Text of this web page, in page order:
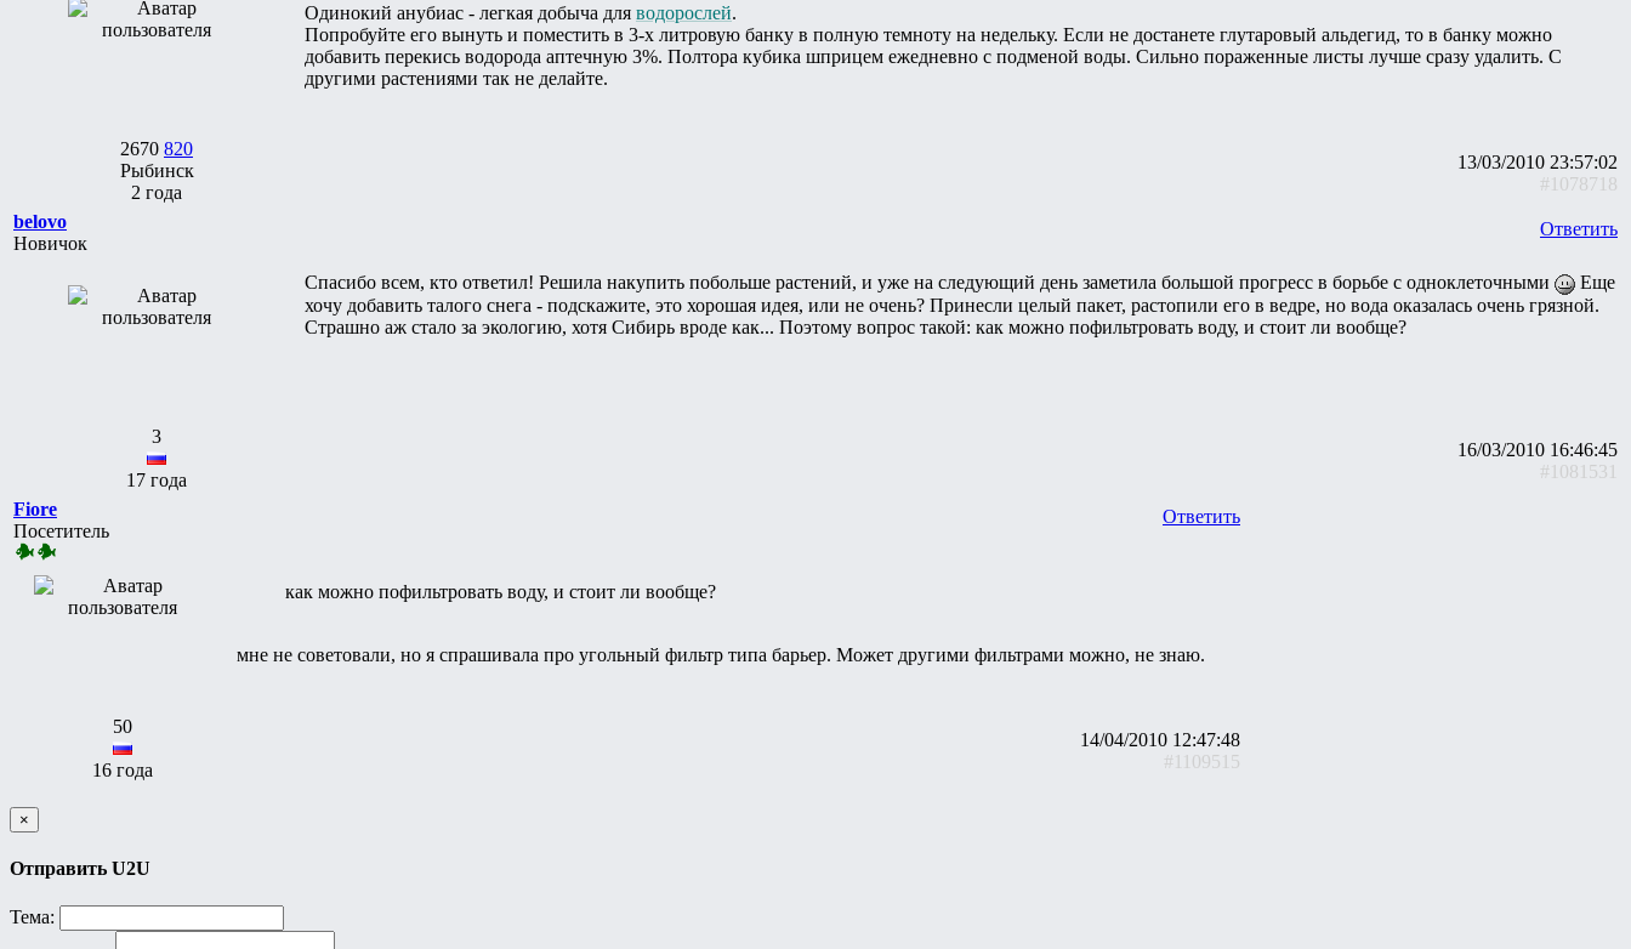
2670 820
Рыбинск
2 года
Одинокий анубиас - легкая добыча для водорослей.
Попробуйте его вынуть и поместить в 3-х литровую банку в полную темноту на недельку. Если не достанете глутаровый альдегид, то в банку можно
добавить перекись водорода аптечную 3%. Полтора кубика шприцем ежедневно с подменой воды. Сильно пораженные листы лучше сразу удалить. С
другими растениями так не делайте.
13/03/2010 23:57:02
#1078718
belovo
Новичок
3
17 года
Ответить
Спасибо всем, кто ответил! Решила накупить побольше растений, и уже на следующий день заметила большой прогресс в борьбе с одноклеточными
Еще
хочу добавить талого снега - подскажите, это хорошая идея, или не очень? Принесли целый пакет, растопили его в ведре, но вода оказалась очень грязной.
Страшно аж стало за экологию, хотя Сибирь вроде как... Поэтому вопрос такой: как можно пофильтровать воду, и стоит ли вообще?
16/03/2010 16:46:45
#1081531
Fiore
Посетитель
50
16 года
Ответить
как можно пофильтровать воду, и стоит ли вообще?
мне не советовали, но я спрашивала про угольный фильтр типа барьер. Может другими фильтрами можно, не знаю.
14/04/2010 12:47:48
#1109515
×
Отправить U2U
Тема: